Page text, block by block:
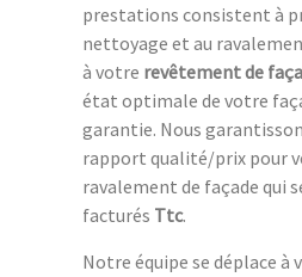
prestations consistent à
nettoyage et au
à votre revêtement de
état optimale de votre
garantie. Nous
rapport qualité/prix pour
ravalement de façade qui
facturés Ttc.
Notre équipe se déplace à